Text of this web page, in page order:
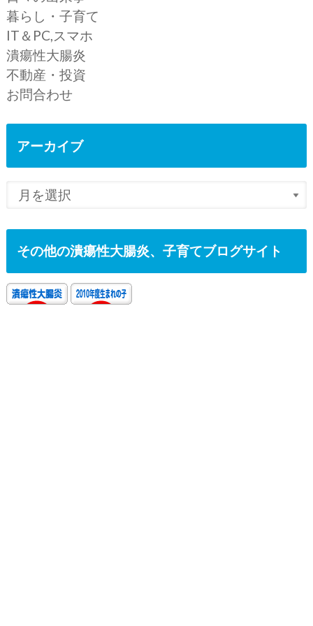
暮らし・子育て
IT＆PC,スマホ
潰瘍性大腸炎
不動産・投資
お問合わせ
アーカイブ
その他の潰瘍性大腸炎、子育てブログサイト